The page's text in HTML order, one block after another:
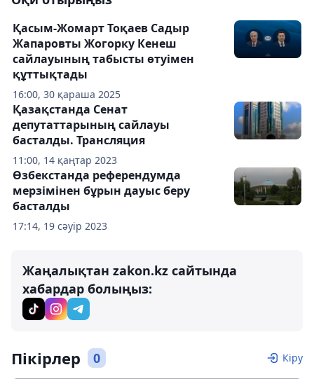
16:00, 30 қараша 2025
Қасым-Жомарт Тоқаев Садыр
Жапаровты Жогорку Кенеш
сайлауының табысты өтуімен
құттықтады
11:00, 14 қаңтар 2023
Қазақстанда Сенат
депутаттарының сайлауы
басталды. Трансляция
17:14, 19 сәуір 2023
Өзбекстанда референдумда
мерзімінен бұрын дауыс беру
басталды
Жаңалықтан zakon.kz сайтында
хабардар болыңыз:
Пікірлер 0 Кіру